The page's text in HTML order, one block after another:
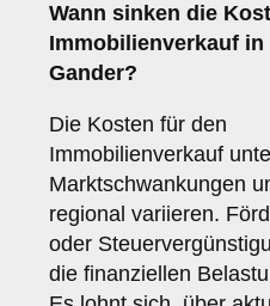
Wann sinken die
Immobilienverkauf in
Gander?
Die Kosten für den
Immobilienverkauf
Marktschwankungen
regional variieren.
oder
die finanziellen